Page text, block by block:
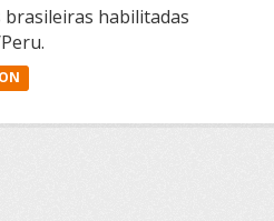
brasileiras habilitadas